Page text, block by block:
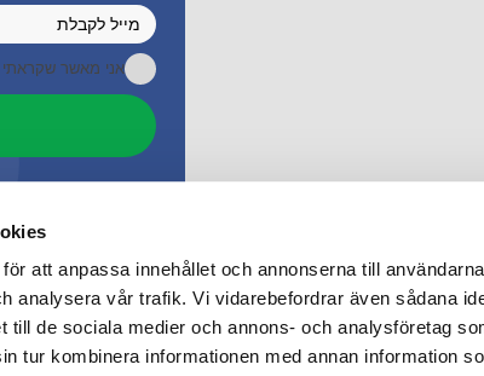
att anpassa innehållet och annonserna till
analysera vår trafik. Vi vidarebefordrar även sådana
till de sociala medier och annons- och analysföretag
tur kombinera informationen med annan information
אני מאשר שקראתי